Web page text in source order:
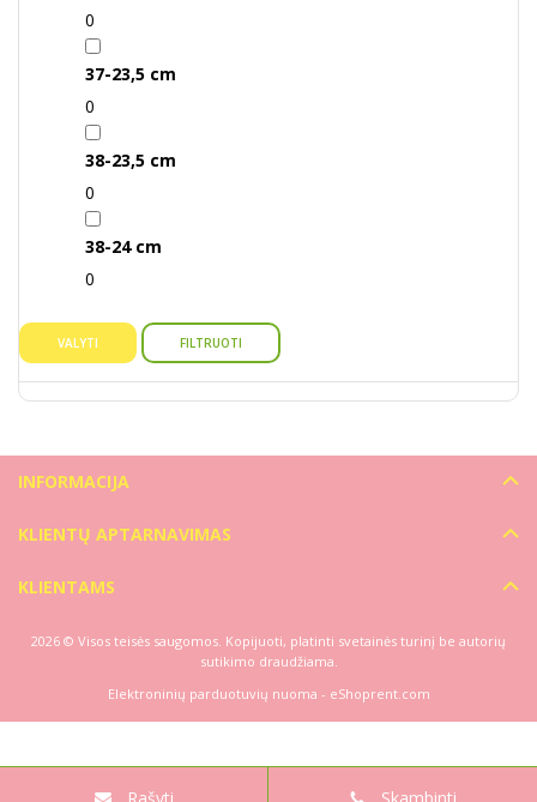
0
37-23,5 cm
0
38-23,5 cm
0
38-24 cm
0
VALYTI FILTRUOTI
INFORMACIJA
KLIENTŲ APTARNAVIMAS
KLIENTAMS
2026 © Visos teisės saugomos. Kopijuoti, platinti svetainės turinį be autorių
sutikimo draudžiama.
Elektroninių parduotuvių nuoma - eShoprent.com